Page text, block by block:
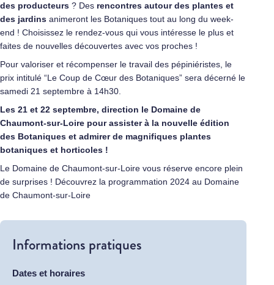
des producteurs ? Des rencontres autour des plantes et
des jardins animeront les Botaniques tout au long du week-
end ! Choisissez le rendez-vous qui vous intéresse le plus et
faites de nouvelles découvertes avec vos proches !
Pour valoriser et récompenser le travail des pépiniéristes, le
prix intitulé “Le Coup de Cœur des Botaniques” sera décerné le
samedi 21 septembre à 14h30.
Les 21 et 22 septembre, direction le Domaine de
Chaumont-sur-Loire pour assister à la nouvelle édition
des Botaniques et admirer de magnifiques plantes
botaniques et horticoles !
Le Domaine de Chaumont-sur-Loire vous réserve encore plein
de surprises ! Découvrez la programmation 2024 au Domaine
de Chaumont-sur-Loire
Informations pratiques
Dates et horaires